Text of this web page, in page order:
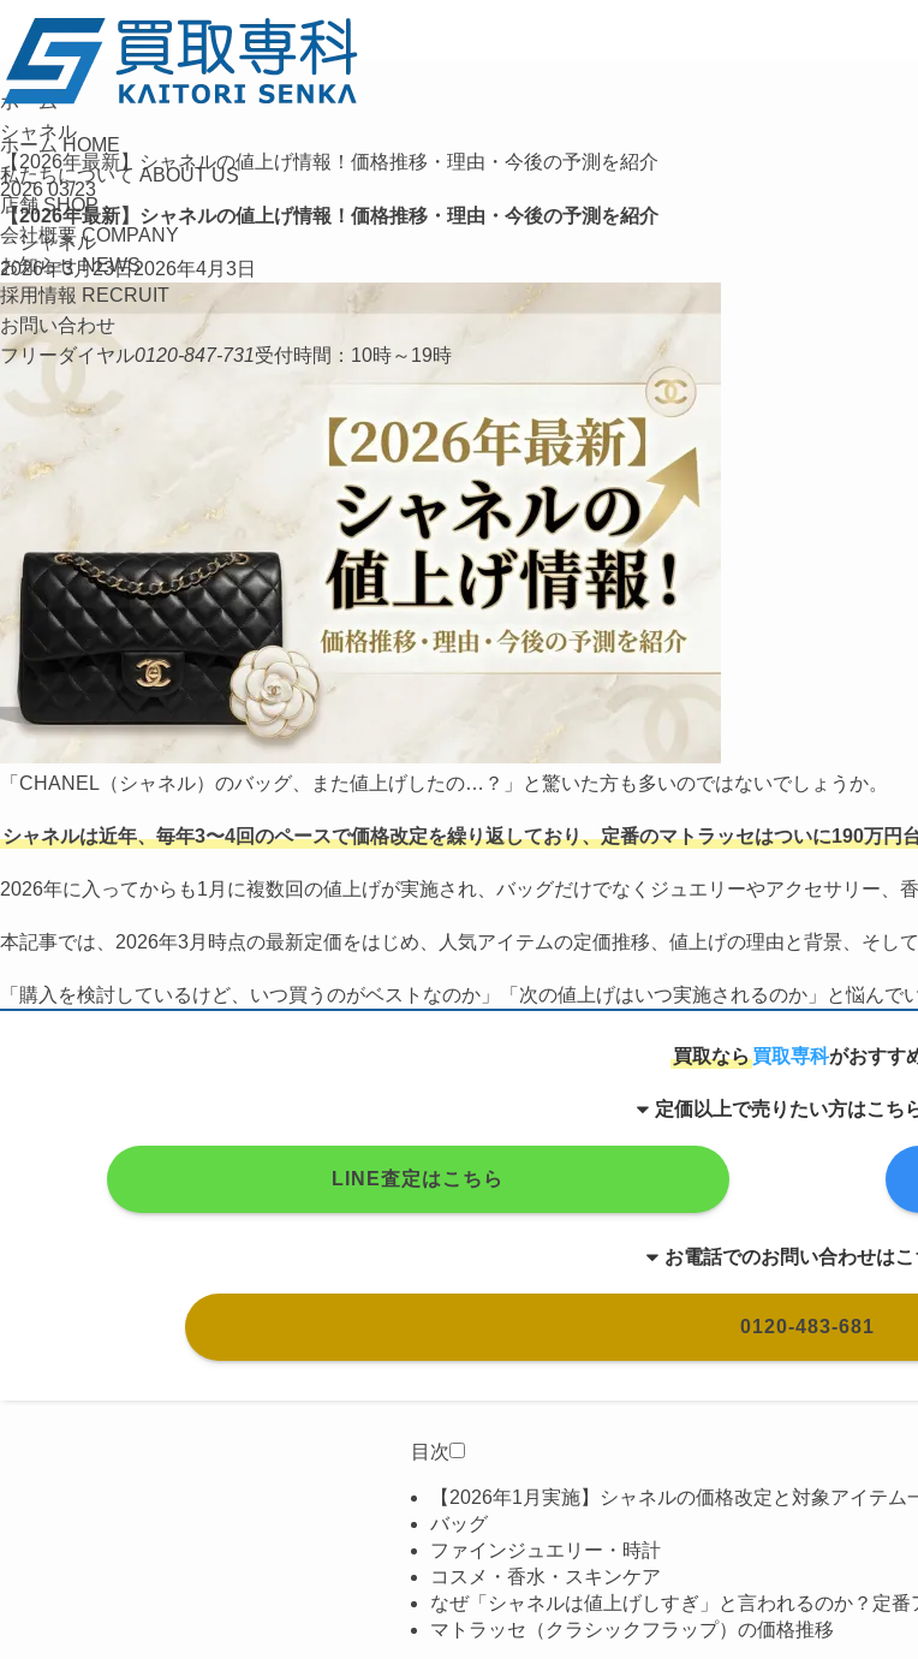
ホームHOME
私たちについて ABOUT US
店舗SHOP
会社概要COMPANY
お知らせNEWS
採用情報 RECRUIT
お問い合わせ
フリーダイヤル0120-847-731受付時間：10時～19時
ホーム
シャネル
【2026年最新】シャネルの値上げ情報！価格推移・理由・今後の予測を紹介
2026 03/23
【2026年最新】シャネルの値上げ情報！価格推移・理由・今後の予測を紹介
シャネル
2026年3月23日2026年4月3日
「CHANEL（シャネル）のバッグ、また値上げしたの…？」と驚いた方も多いのではないでしょうか。
シャネルは近年、毎年3〜4回のペースで価格改定を繰り返しており、定番のマトラッセはついに190万円
2026年に入ってからも1月に複数回の値上げが実施され、バッグだけでなくジュエリーやアクセサリー、
本記事では、2026年3月時点の最新定価をはじめ、人気アイテムの定価推移、値上げの理由と背景、そし
「購入を検討しているけど、いつ買うのがベストなのか」「次の値上げはいつ実施されるのか」と悩んで
買取なら買取専科がおすす
定価以上で売りたい方はこち
LINE査定はこちら
お電話でのお問い合わせはこ
0120-483-681
目次
【2026年1月実施】シャネルの価格改定と対象アイテム
バッグ
ファインジュエリー・時計
コスメ・香水・スキンケア
なぜ「シャネルは値上げしすぎ」と言われるのか？定番
マトラッセ（クラシックフラップ）の価格推移